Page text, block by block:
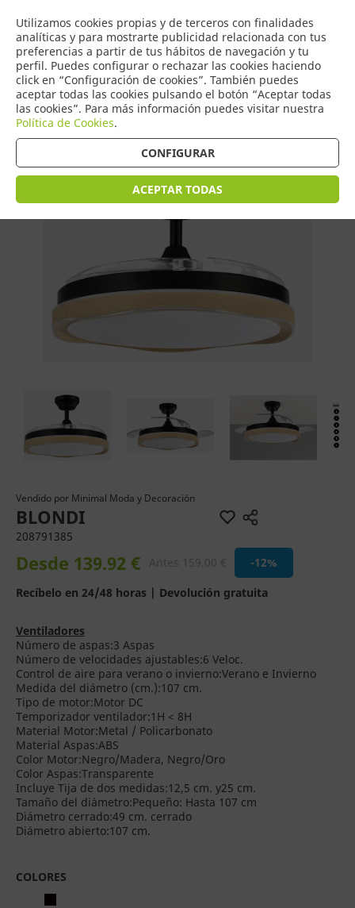
Utilizamos cookies propias y de terceros con finalidades
analíticas y para mostrarte publicidad relacionada con tus
preferencias a partir de tus hábitos de navegación y tu
perfil. Puedes configurar o rechazar las cookies haciendo
click en “Configuración de cookies”. También puedes
aceptar todas las cookies pulsando el botón “Aceptar todas
las cookies”. Para más información puedes visitar nuestra
Política de Cookies.
CONFIGURAR
ACEPTAR TODAS
0
COMERCIO
DE TORRIJOS
Tienda > INTERIORISMO > Ventiladores
Vendido por Minimal Moda y Decoración
BLONDI
208791385
Desde 139.92 €
-12%
Recíbelo en 24/48 horas | Devolución gratuita
Ventiladores
Número de aspas:3 Aspas
Número de velocidades ajustables:6 Veloc.
Control de aire para verano o invierno:Verano e Invierno
Medida del diámetro (cm.):107 cm.
Tipo de motor:Motor DC
Temporizador ventilador:1H < 8H
Material Motor:Metal / Policarbonato
Material Aspas:ABS
Color Motor:Negro/Madera, Negro/Oro
Color Aspas:Transparente
Incluye Tija de dos medidas:12,5 cm. y25 cm.
Tamaño del diámetro:Pequeño: Hasta 107 cm
Diámetro cerrado:49 cm. cerrado
Diámetro abierto:107 cm.
COLORES